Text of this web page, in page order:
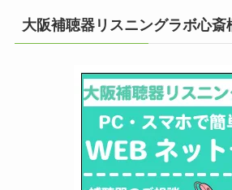
大阪補聴器リスニングラボ心斎